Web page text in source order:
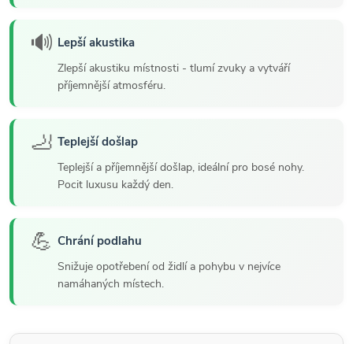
🔊 Lepší akustika
Zlepší akustiku místnosti - tlumí zvuky a vytváří
příjemnější atmosféru.
🦶 Teplejší došlap
Teplejší a příjemnější došlap, ideální pro bosé nohy.
Pocit luxusu každý den.
💪 Chrání podlahu
Snižuje opotřebení od židlí a pohybu v nejvíce
namáhaných místech.